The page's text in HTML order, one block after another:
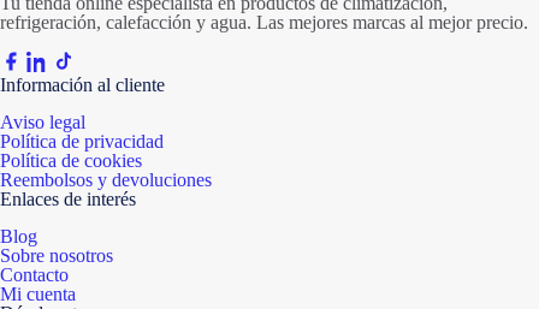
refrigeración, calefacción y agua. Las mejores marcas al mejor precio.
Información al cliente
Aviso legal
Política de privacidad
Política de cookies
Reembolsos y devoluciones
Enlaces de interés
Blog
Sobre nosotros
Contacto
Mi cuenta